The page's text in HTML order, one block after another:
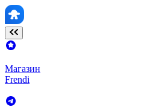
Магазин
Frendi